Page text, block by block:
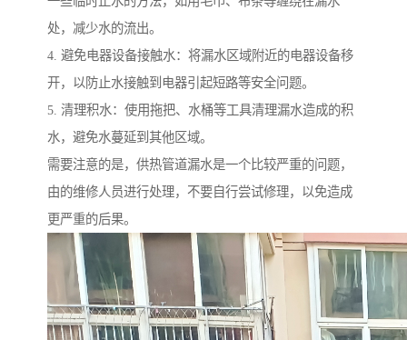
处，减少水的流出。
4. 避免电器设备接触水：将漏水区域附近的电器设备移
开，以防止水接触到电器引起短路等安全问题。
5. 清理积水：使用拖把、水桶等工具清理漏水造成的积
水，避免水蔓延到其他区域。
需要注意的是，供热管道漏水是一个比较严重的问题，
由的维修人员进行处理，不要自行尝试修理，以免造成
更严重的后果。